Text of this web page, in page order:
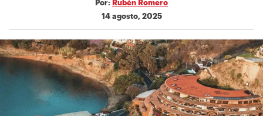
Por: Rubén Romero
14 agosto, 2025